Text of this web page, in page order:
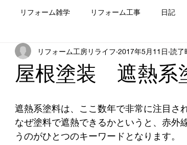
リフォーム雑学 リフォーム工事 日記
屋根塗装 遮熱系
リフォーム工房リライフ 2017年5月11日 読了
遮熱系塗料は、ここ数年で非常に注目さ
なぜ塗料で遮熱できるかというと、赤外
うのがひとつのキーワードとなります。